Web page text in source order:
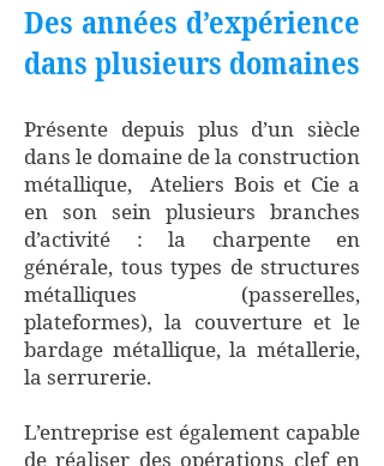
Des années d’expérience
dans plusieurs domaines
Présente depuis plus d’un siècle
dans le domaine de la construction
métallique, Ateliers Bois et Cie a
en son sein plusieurs branches
d’activité : la charpente en
générale, tous types de structures
métalliques (passerelles,
plateformes), la couverture et le
bardage métallique, la métallerie,
la serrurerie.
L’entreprise est également capable
de réaliser des opérations clef en